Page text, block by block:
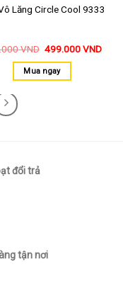
Lăng Circle Cool 9333
VND 499.000VND
Mua ngay
đổi trả
tận nơi